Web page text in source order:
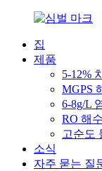
집
제품
5-12%
MGPS
6-8g/L
RO 해
고순도
소식
자주 묻는 질